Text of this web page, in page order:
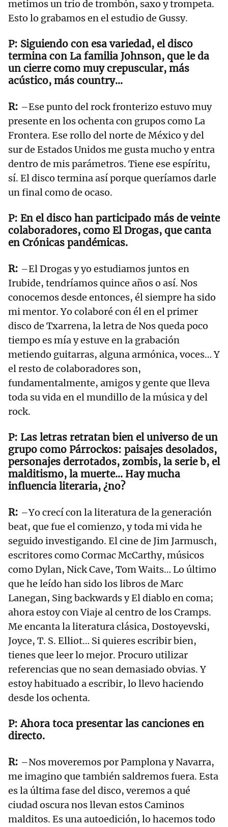
metimos un trío de trombón, saxo y trompeta.
Esto lo grabamos en el estudio de Gussy.
Siguiendo con esa variedad, el disco
termina con La familia Johnson, que le da
un cierre como muy crepuscular, más
acústico, más country…
–Ese punto del rock fronterizo estuvo muy
presente en los ochenta con grupos como La
Frontera. Ese rollo del norte de México y del
sur de Estados Unidos me gusta mucho y entra
dentro de mis parámetros. Tiene ese espíritu,
sí. El disco termina así porque queríamos darle
un final como de ocaso.
En el disco han participado más de veinte
colaboradores, como El Drogas, que canta
en Crónicas pandémicas.
–El Drogas y yo estudiamos juntos en
Irubide, tendríamos quince años o así. Nos
conocemos desde entonces, él siempre ha sido
mi mentor. Yo colaboré con él en el primer
disco de Txarrena, la letra de Nos queda poco
tiempo es mía y estuve en la grabación
metiendo guitarras, alguna armónica, voces… Y
el resto de colaboradores son,
fundamentalmente, amigos y gente que lleva
toda su vida en el mundillo de la música y del
rock.
Las letras retratan bien el universo de un
grupo como Párrockos: paisajes desolados,
personajes derrotados, zombis, la serie b, el
malditismo, la muerte… Hay mucha
influencia literaria, ¿no?
–Yo crecí con la literatura de la generación
beat, que fue el comienzo, y toda mi vida he
seguido investigando. El cine de Jim Jarmusch,
escritores como Cormac McCarthy, músicos
como Dylan, Nick Cave, Tom Waits… Lo último
que he leído han sido los libros de Marc
Lanegan, Sing backwards y El diablo en coma;
ahora estoy con Viaje al centro de los Cramps.
Me encanta la literatura clásica, Dostoyevski,
Joyce, T. S. Elliot… Si quieres escribir bien,
tienes que leer lo mejor. Procuro utilizar
referencias que no sean demasiado obvias. Y
estoy habituado a escribir, lo llevo haciendo
desde los ochenta.
Ahora toca presentar las canciones en
directo.
–Nos moveremos por Pamplona y Navarra,
me imagino que también saldremos fuera. Esta
es la última fase del disco, veremos a qué
ciudad oscura nos llevan estos Caminos
malditos. Es una autoedición, lo hacemos todo